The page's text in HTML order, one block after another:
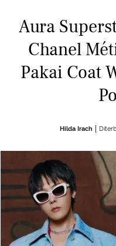
Aura
Chanel
Pakai Coat
Hilda Irach